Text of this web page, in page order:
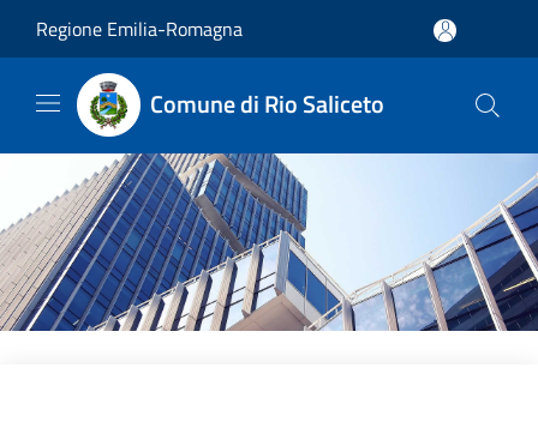
Regione Emilia-Romagna
Comune di Rio Saliceto